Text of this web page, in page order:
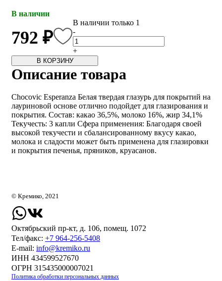
В наличии
792 ₽
В наличии только 1
-
+
В КОРЗИНУ
Описание товара
Chocovic Esperanza Белая твердая глазурь для покрытий на
лауриновой основе отлично подойдет для глазирования и
покрытия. Состав: какао 36,5%, молоко 16%, жир 34,1%
Текучесть: 3 капли Сфера применения: Благодаря своей
высокой текучести и сбалансированному вкусу какао,
молока и сладости может быть применена для глазировки
и покрытия печенья, пряников, круасанов.
© Кремико, 2021
Октябрьский пр-кт, д. 106, помещ. 1072
Тел/факс: +7 964-256-5408
Е-mail: info@kremiko.ru
ИНН 434599527670
ОГРН 315435000007021
Политика обработки персональных данных